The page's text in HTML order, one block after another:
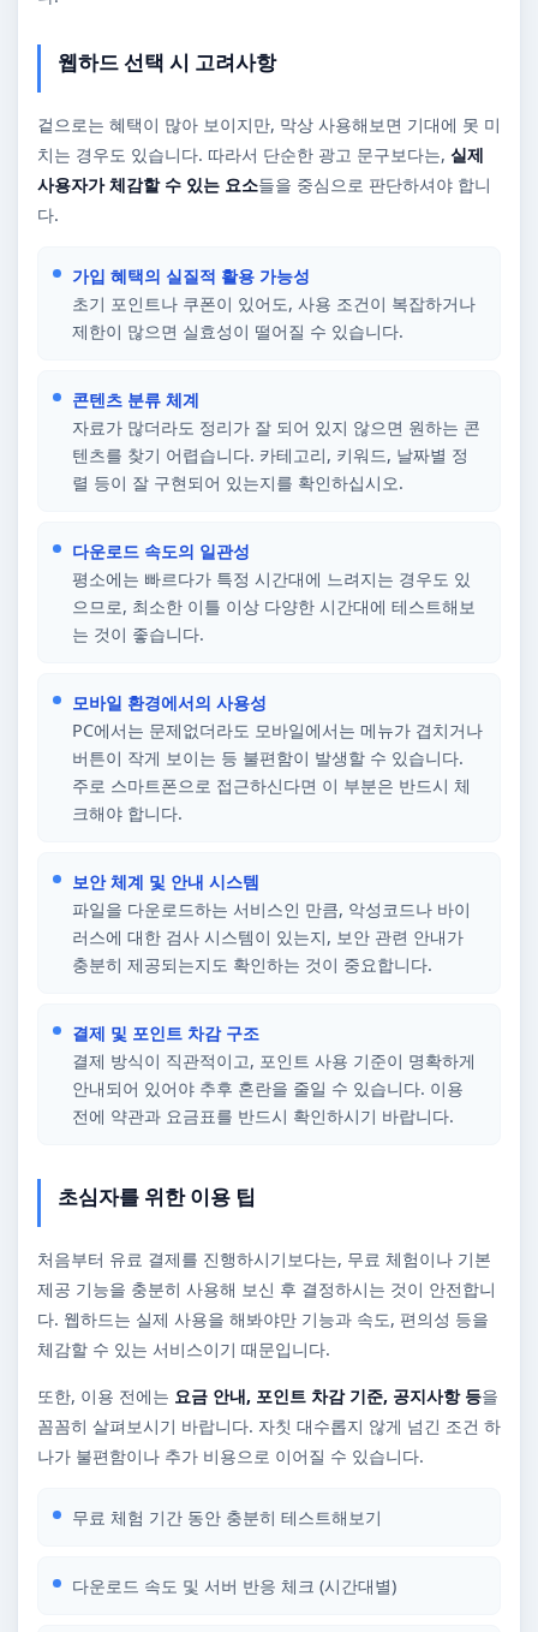
웹하드 선택 시 고려사항
겉으로는 혜택이 많아 보이지만, 막상 사용해보면 기대에 못 미
치는 경우도 있습니다. 따라서 단순한 광고 문구보다는, 실제
사용자가 체감할 수 있는 요소들을 중심으로 판단하셔야 합니
다.
가입 혜택의 실질적 활용 가능성
초기 포인트나 쿠폰이 있어도, 사용 조건이 복잡하거나
제한이 많으면 실효성이 떨어질 수 있습니다.
콘텐츠 분류 체계
자료가 많더라도 정리가 잘 되어 있지 않으면 원하는 콘
텐츠를 찾기 어렵습니다. 카테고리, 키워드, 날짜별 정
렬 등이 잘 구현되어 있는지를 확인하십시오.
다운로드 속도의 일관성
평소에는 빠르다가 특정 시간대에 느려지는 경우도 있
으므로, 최소한 이틀 이상 다양한 시간대에 테스트해보
는 것이 좋습니다.
모바일 환경에서의 사용성
PC에서는 문제없더라도 모바일에서는 메뉴가 겹치거나
버튼이 작게 보이는 등 불편함이 발생할 수 있습니다.
주로 스마트폰으로 접근하신다면 이 부분은 반드시 체
크해야 합니다.
보안 체계 및 안내 시스템
파일을 다운로드하는 서비스인 만큼, 악성코드나 바이
러스에 대한 검사 시스템이 있는지, 보안 관련 안내가
충분히 제공되는지도 확인하는 것이 중요합니다.
결제 및 포인트 차감 구조
결제 방식이 직관적이고, 포인트 사용 기준이 명확하게
안내되어 있어야 추후 혼란을 줄일 수 있습니다. 이용
전에 약관과 요금표를 반드시 확인하시기 바랍니다.
초심자를 위한 이용 팁
처음부터 유료 결제를 진행하시기보다는, 무료 체험이나 기본
제공 기능을 충분히 사용해 보신 후 결정하시는 것이 안전합니
다. 웹하드는 실제 사용을 해봐야만 기능과 속도, 편의성 등을
체감할 수 있는 서비스이기 때문입니다.
또한, 이용 전에는 요금 안내, 포인트 차감 기준, 공지사항 등을
꼼꼼히 살펴보시기 바랍니다. 자칫 대수롭지 않게 넘긴 조건 하
나가 불편함이나 추가 비용으로 이어질 수 있습니다.
무료 체험 기간 동안 충분히 테스트해보기
다운로드 속도 및 서버 반응 체크 (시간대별)